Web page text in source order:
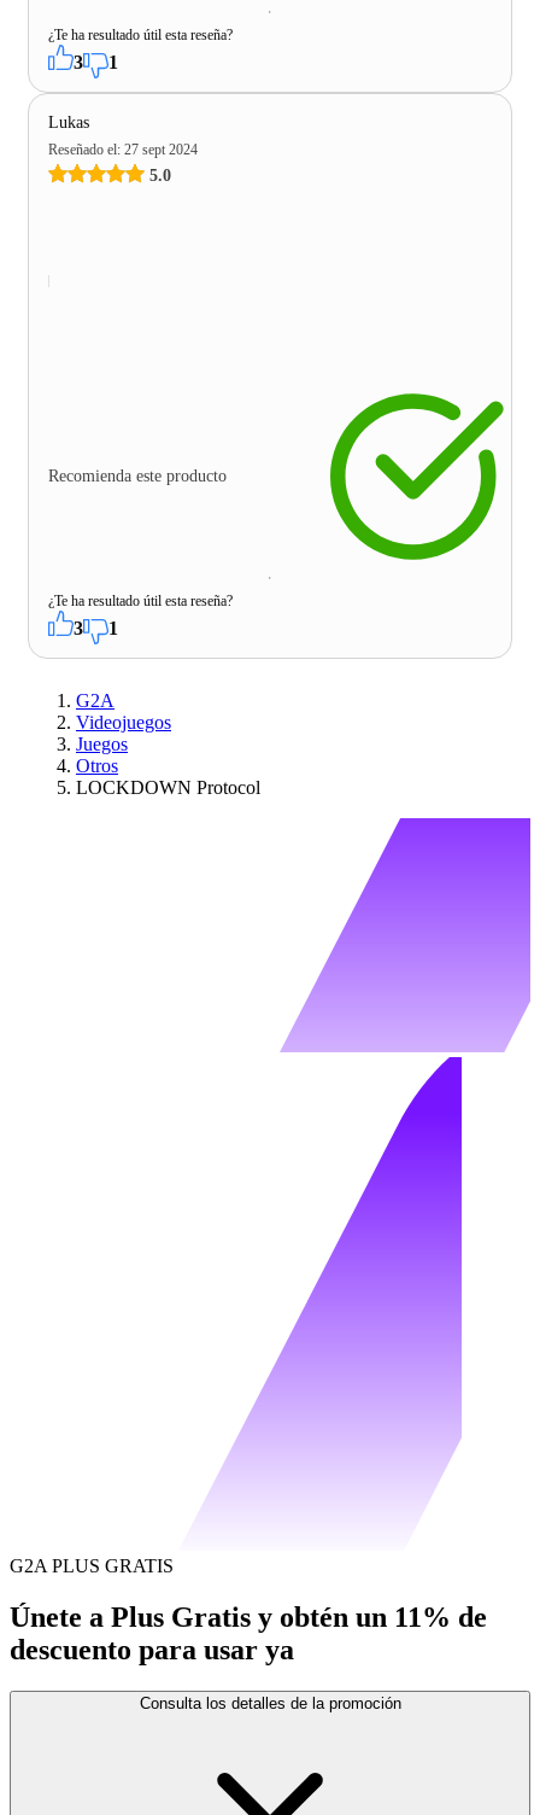
¿Te ha resultado útil esta reseña?
3 1
Lukas
Reseñado el: 27 sept 2024
5.0
Recomienda este producto
¿Te ha resultado útil esta reseña?
3 1
G2A
Videojuegos
Juegos
Otros
LOCKDOWN Protocol
G2A PLUS GRATIS
Únete a Plus Gratis y obtén un 11% de
descuento para usar ya
Consulta los detalles de la promoción